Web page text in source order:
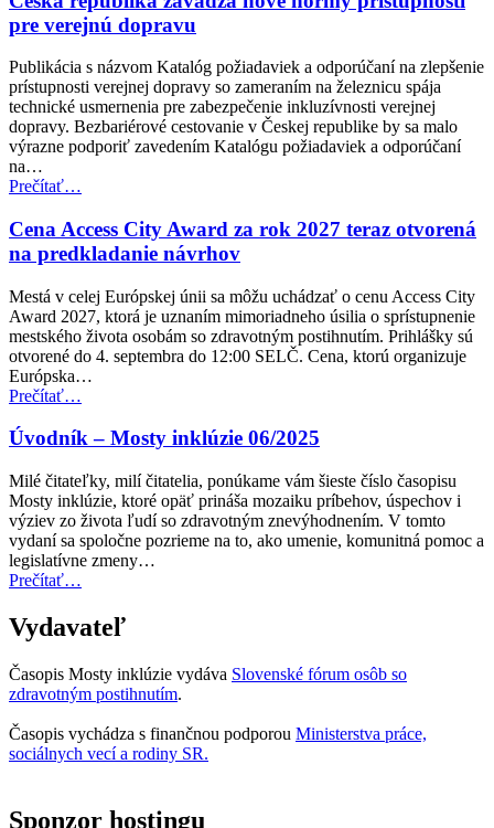
práva
cestujúcich
leteckej
doprave
pre
osoby
so
zdravotným
postihnutím”
pre verejnú dopravu
Publikácia s názvom Katalóg požiadaviek a odporúčaní na zlepšenie
prístupnosti verejnej dopravy so zameraním na železnicu spája
technické usmernenia pre zabezpečenie inkluzívnosti verejnej
dopravy. Bezbariérové cestovanie v Českej republike by sa malo
výrazne podporiť zavedením Katalógu požiadaviek a odporúčaní
na…
Prečítať“Česká
zavádza
nové
normy
pre
verejnú
dopravu”
…
Cena Access City Award za rok 2027 teraz otvorená
na predkladanie návrhov
Mestá v celej Európskej únii sa môžu uchádzať o cenu Access City
Award 2027, ktorá je uznaním mimoriadneho úsilia o sprístupnenie
mestského života osobám so zdravotným postihnutím. Prihlášky sú
otvorené do 4. septembra do 12:00 SELČ. Cena, ktorú organizuje
Európska…
Prečítať“Cena
City
za
rok
2027
teraz
otvorená
na
predkladanie
návrhov”
…
Úvodník – Mosty inklúzie 06/2025
Milé čitateľky, milí čitatelia, ponúkame vám šieste číslo časopisu
Mosty inklúzie, ktoré opäť prináša mozaiku príbehov, úspechov i
výziev zo života ľudí so zdravotným znevýhodnením. V tomto
vydaní sa spoločne pozrieme na to, ako umenie, komunitná pomoc a
legislatívne zmeny…
Prečítať“Úvodník
Mosty
inklúzie
…
Vydavateľ
Časopis Mosty inklúzie vydáva Slovenské fórum osôb so
zdravotným postihnutím.
Časopis vychádza s finančnou podporou Ministerstva práce,
sociálnych vecí a rodiny SR.
Sponzor hostingu